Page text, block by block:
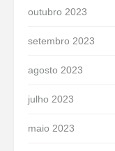
outubro 2023
setembro 2023
agosto 2023
julho 2023
maio 2023